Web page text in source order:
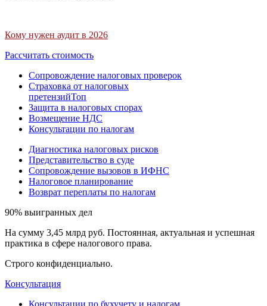
Кому нужен аудит в 2026
Рассчитать стоимость
Сопровождение налоговых проверок
Страховка от налоговых
претензийТоп
Защита в налоговых спорах
Возмещение НДС
Консультации по налогам
Диагностика налоговых рисков
Представительство в суде
Сопровождение вызовов в ИФНС
Налоговое планирование
Возврат переплаты по налогам
90% выигранных дел
На сумму 3,45 млрд руб. Постоянная, актуальная и успешная
практика в сфере налогового права.
Строго конфиденциально.
Консультация
Консультации по бухучету и налогам